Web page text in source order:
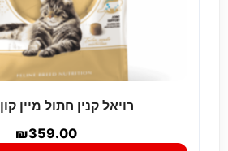
רויאל קנין חתול מיין קון 10 ק"ג
₪359.00